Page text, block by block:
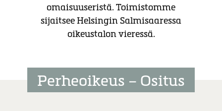
omaisuuseristä. Toimistomme
sijaitsee Helsingin Salmisaaressa
oikeustalon vieressä.
Perheoikeus – Ositus